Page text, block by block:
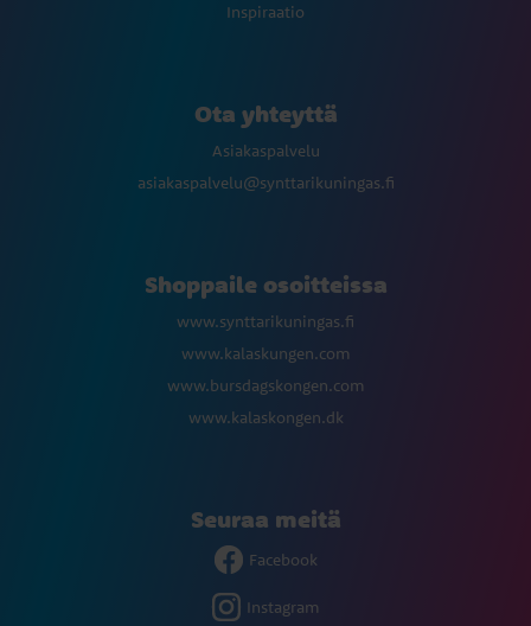
Inspiraatio
Ota yhteyttä
Asiakaspalvelu
asiakaspalvelu@synttarikuningas.fi
Shoppaile osoitteissa
www.synttarikuningas.fi
www.kalaskungen.com
www.bursdagskongen.com
www.kalaskongen.dk
Seuraa meitä
Facebook
Instagram